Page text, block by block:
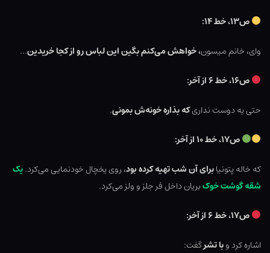
ص۱۳، خط ۱۴:
وای، خانم میسون، خواهش می‌کنم بگین این لباس رو از کجا خریدین…
ص۱۶، خط ۶ از آخر:
حتی یه دوست نداریکه بذاره خونه‌ش بمونی.
ص۱۷، خط ۱۰ از آخر:
که خاله پتونیابرای آن شب تهیه کرده بود، روی یخچال خودنمایی می‌کرد.یک
شقه گوشت خوکبریان داخل فر جلز و ولز می‌کرد.
ص۱۷، خط ۶ از آخر:
اشاره کرد وبا تشرگفت: